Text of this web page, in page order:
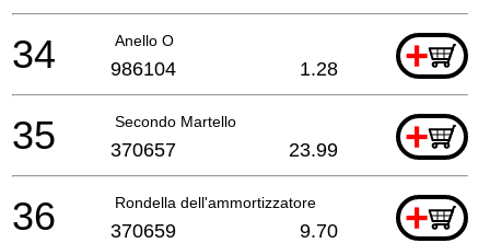
Anello O +
34 986104 1.28
Secondo Martello +
35 370657 23.99
Rondella dell'ammortizzatore +
36 370659 9.70